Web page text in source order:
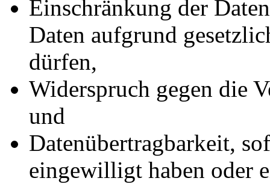
Einschränkung der
Daten aufgrund
dürfen,
Widerspruch gegen die
und
Datenübertragbarkeit,
eingewilligt haben oder